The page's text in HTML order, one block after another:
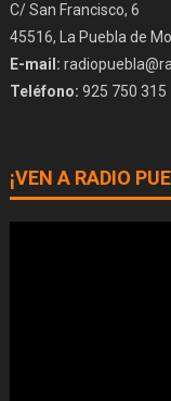
C/ San Francisco, 6
45516, La Puebla de
E-mail:
Teléfono: 925 750 315
¡VEN A RADIO